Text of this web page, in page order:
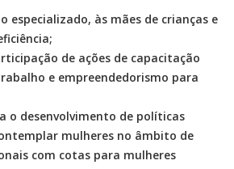
especializado, às mães de crianças e
de ações de capacitação
e empreendedorismo para
o desenvolvimento de políticas
mulheres no âmbito de
com cotas para mulheres